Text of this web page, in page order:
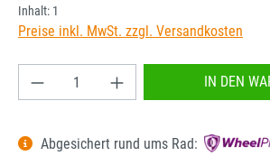
Inhalt: 1
Preise inkl. MwSt. zzgl. Versandkosten
Produkt Anzahl: Gib denIN DEN
Abgesichert rund ums Rad: